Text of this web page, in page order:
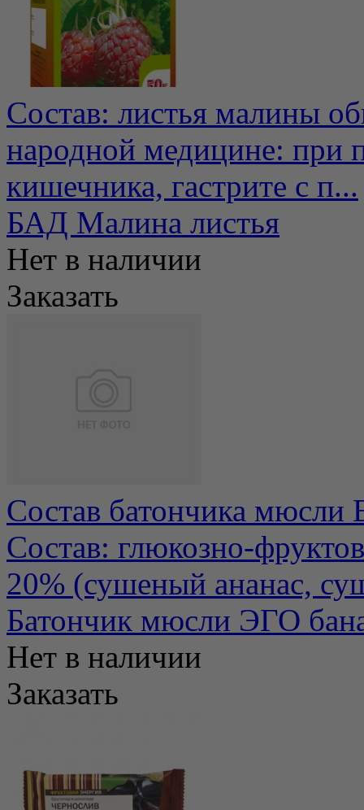
Состав: листья малины
народной медицине: при
кишечника, гастрите с п...
БАД Малина листья
Нет в наличии
Заказать
Состав батончика мюсли
Состав: глюкозно-
20% (сушеный ананас,
Батончик мюсли ЭГО
Нет в наличии
Заказать